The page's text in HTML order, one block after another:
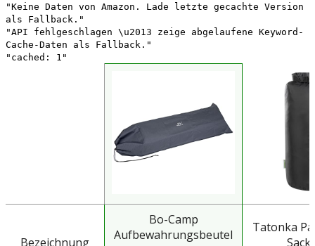
"Keine Daten von Amazon. Lade letzte gecachte Version
als Fallback."
"API fehlgeschlagen \u2013 zeige abgelaufene Keyword-
Cache-Daten als Fallback."
"cached: 1"
Bezeichnung
Bo-Camp
Aufbewahrungsbeutel
Tatonka
Sack